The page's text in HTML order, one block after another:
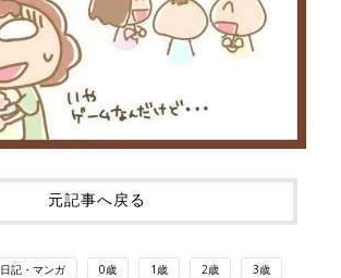
元記事へ戻る
日記・マンガ 0歳 1歳 2歳 3歳